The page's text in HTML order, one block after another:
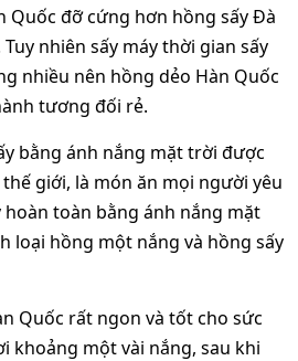
Quốc đỡ cứng hơn hồng sấy Đà
nhiên sấy máy thời gian sấy
nhiều nên hồng dẻo Hàn Quốc
tương đối rẻ.
bằng ánh nắng mặt trời được
giới, là món ăn mọi người yêu
toàn bằng ánh nắng mặt
loại hồng một nắng và hồng sấy
Quốc rất ngon và tốt cho sức
khoảng một vài nắng, sau khi